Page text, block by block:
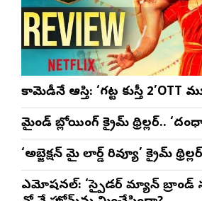
కామెడీనే ఆస్తి: ‘గట్ట కుస్తీ 2’OTT
మైండ్ బ్లోయింగ్ క్రైమ్ థ్రిల్లర్..
‘అబ్జెక్ష‌న్ మై లార్డ్ రివ్యూ’ క్రైమ్
ఎమోష‌న‌ల్‌: ‘స్పైడర్ మ్యాన్ బ్రాండ్